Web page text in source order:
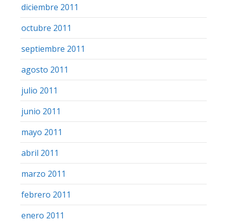
diciembre 2011
octubre 2011
septiembre 2011
agosto 2011
julio 2011
junio 2011
mayo 2011
abril 2011
marzo 2011
febrero 2011
enero 2011